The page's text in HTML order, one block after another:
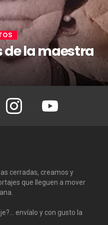
la maestra
Instagram Youtube
cerradas, creamos y
que lleguen a mover
envíalo y con gusto la